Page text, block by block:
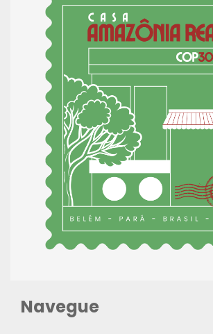
Navegue